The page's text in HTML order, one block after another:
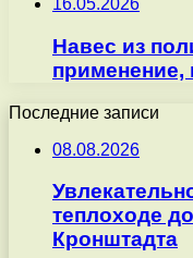
16.05.2026
Навес из
применение,
Последние записи
08.08.2026
теплоходе
Кронштадта